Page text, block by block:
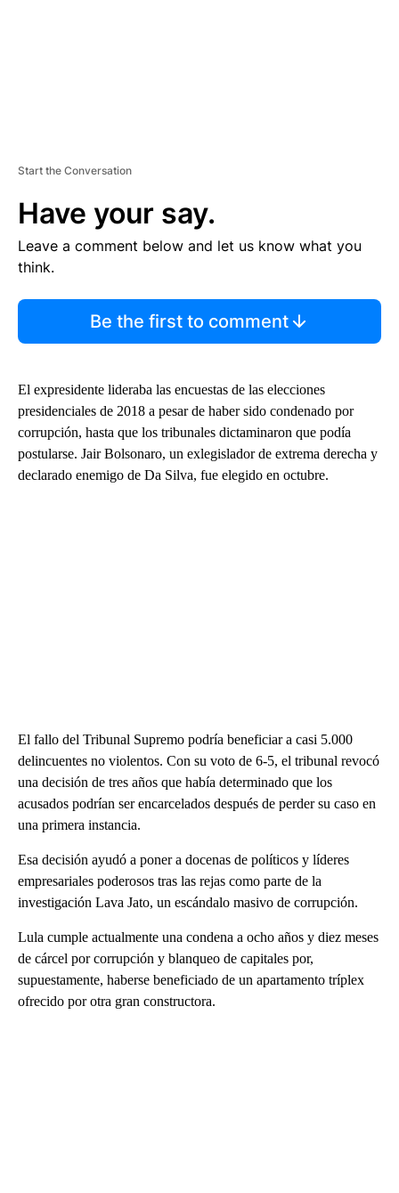
Start the Conversation
Have your say.
Leave a comment below and let us know what you
think.
Be the first to comment
El expresidente lideraba las encuestas de las elecciones
presidenciales de 2018 a pesar de haber sido condenado por
corrupción, hasta que los tribunales dictaminaron que podía
postularse. Jair Bolsonaro, un exlegislador de extrema derecha y
declarado enemigo de Da Silva, fue elegido en octubre.
El fallo del Tribunal Supremo podría beneficiar a casi 5.000
delincuentes no violentos. Con su voto de 6-5, el tribunal revocó
una decisión de tres años que había determinado que los
acusados podrían ser encarcelados después de perder su caso en
una primera instancia.
Esa decisión ayudó a poner a docenas de políticos y líderes
empresariales poderosos tras las rejas como parte de la
investigación Lava Jato, un escándalo masivo de corrupción.
Lula cumple actualmente una condena a ocho años y diez meses
de cárcel por corrupción y blanqueo de capitales por,
supuestamente, haberse beneficiado de un apartamento tríplex
ofrecido por otra gran constructora.